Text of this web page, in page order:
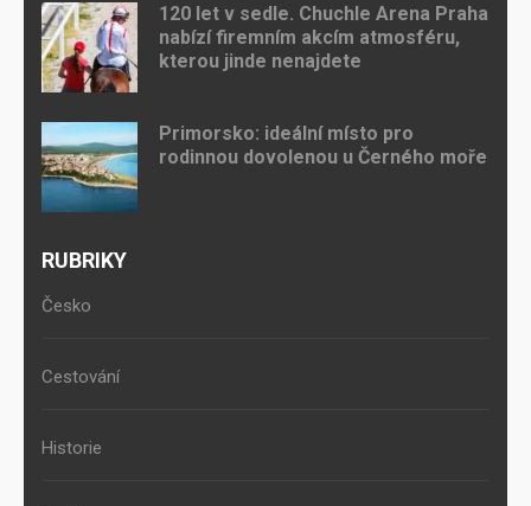
120 let v sedle. Chuchle Arena Praha
nabízí firemním akcím atmosféru,
kterou jinde nenajdete
Primorsko: ideální místo pro
rodinnou dovolenou u Černého moře
RUBRIKY
Česko
Cestování
Historie